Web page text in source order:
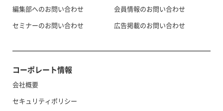
編集部へのお問い合わせ
セミナーのお問い合わせ
会員情報のお問い合わせ
広告掲載のお問い合わせ
コーポレート情報
会社概要
セキュリティポリシー